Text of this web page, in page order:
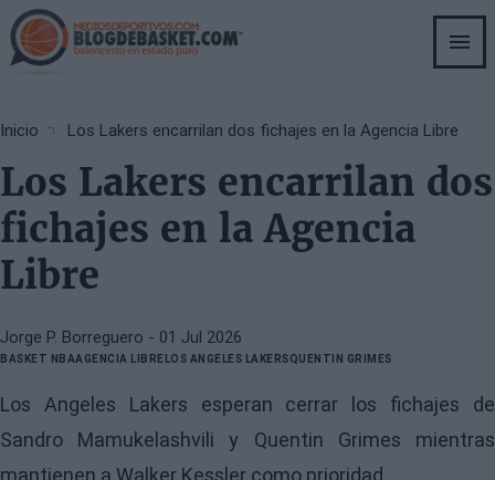
Skip
to
main
Breadcrumb
Inicio Los Lakers encarrilan dos fichajes en la Agencia Libre
Los Lakers encarrilan dos
fichajes en la Agencia
Libre
Jorge P. Borreguero - 01 Jul 2026
BASKET NBAAGENCIA LIBRELOS ANGELES LAKERSQUENTIN GRIMES
Los Angeles Lakers esperan cerrar los fichajes de
Sandro Mamukelashvili y Quentin Grimes mientras